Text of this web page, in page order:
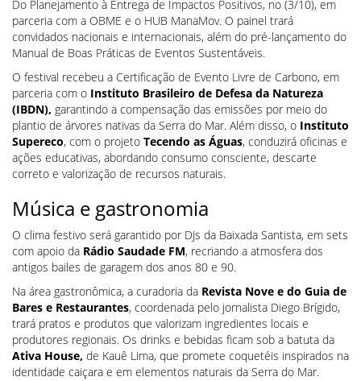
Do Planejamento à Entrega de Impactos Positivos, no (3/10), em
parceria com a OBME e o HUB ManaMov. O painel trará
convidados nacionais e internacionais, além do pré-lançamento do
Manual de Boas Práticas de Eventos Sustentáveis.
O festival recebeu a Certificação de Evento Livre de Carbono, em
parceria com o Instituto Brasileiro de Defesa da Natureza
(IBDN), garantindo a compensação das emissões por meio do
plantio de árvores nativas da Serra do Mar. Além disso, o Instituto
Supereco, com o projeto Tecendo as Águas, conduzirá oficinas e
ações educativas, abordando consumo consciente, descarte
correto e valorização de recursos naturais.
Música e gastronomia
O clima festivo será garantido por DJs da Baixada Santista, em sets
com apoio da Rádio Saudade FM, recriando a atmosfera dos
antigos bailes de garagem dos anos 80 e 90.
Na área gastronômica, a curadoria da Revista Nove e do Guia de
Bares e Restaurantes, coordenada pelo jornalista Diego Brígido,
trará pratos e produtos que valorizam ingredientes locais e
produtores regionais. Os drinks e bebidas ficam sob a batuta da
Ativa House, de Kauê Lima, que promete coquetéis inspirados na
identidade caiçara e em elementos naturais da Serra do Mar.